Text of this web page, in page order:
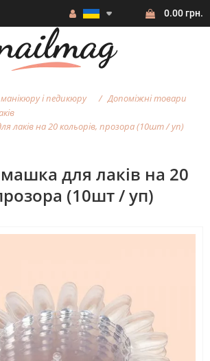
0.00 грн.
і педикюру
Допоміжні товари
лаків на 20 кольорів, прозора (10шт / уп)
для лаків на 20
(10шт / уп)